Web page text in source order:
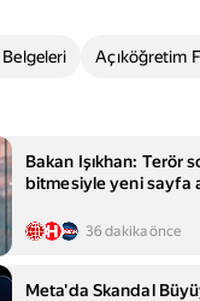
Belgeleri Açıköğretim
Bakan Işıkhan: Terör
bitmesiyle yeni sayfa
36 dakika önce
Meta'da Skandal